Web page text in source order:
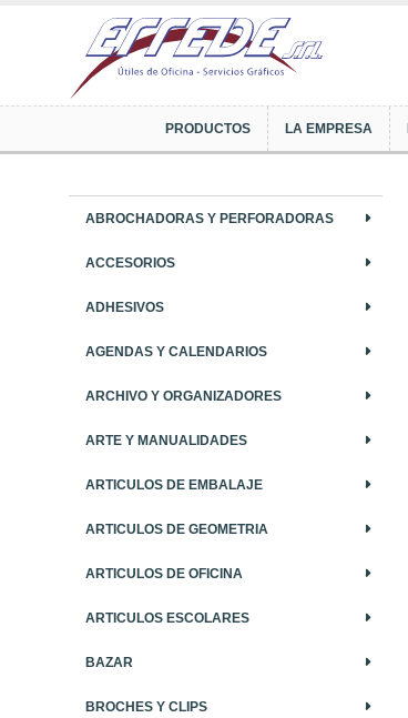
PRODUCTOS LA EMPRESA
ABROCHADORAS Y PERFORADORAS
ACCESORIOS
ADHESIVOS
AGENDAS Y CALENDARIOS
ARCHIVO Y ORGANIZADORES
ARTE Y MANUALIDADES
ARTICULOS DE EMBALAJE
ARTICULOS DE GEOMETRIA
ARTICULOS DE OFICINA
ARTICULOS ESCOLARES
BAZAR
BROCHES Y CLIPS